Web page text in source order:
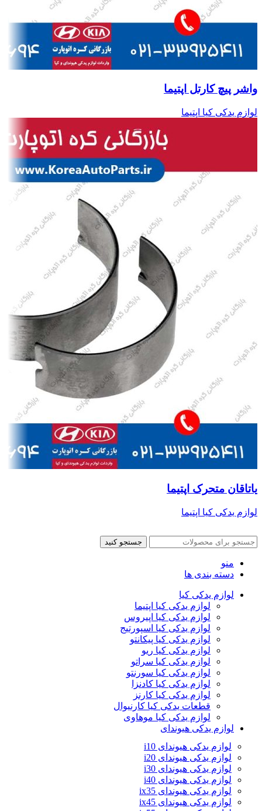
واشر پیچ کارتل اپتیما
لوازم یدکی کیا اپتیما
یاتاقان متحرک اپتیما
لوازم یدکی کیا اپتیما
جستجو کنید
منو
دسته بندی ها
لوازم یدکی کیا
لوازم یدکی کیا اپتیما
لوازم یدکی کیا اپیروس
لوازم یدکی کیا اسپورتیج
لوازم یدکی کیا پیکانتو
لوازم یدکی کیا ریو
لوازم یدکی کیا سراتو
لوازم یدکی کیا سورنتو
لوازم یدکی کیا کادنزا
لوازم یدکی کیا کارنز
قطعات یدکی کیا کارنیوال
لوازم یدکی کیا موهاوی
لوازم یدکی هیوندای
لوازم یدکی هیوندای i10
لوازم یدکی هیوندای i20
لوازم یدکی هیوندای i30
لوازم یدکی هیوندای i40
لوازم یدکی هیوندای ix35
لوازم یدکی هیوندای ix45